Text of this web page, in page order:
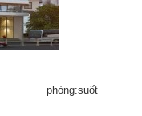
phòng:suốt